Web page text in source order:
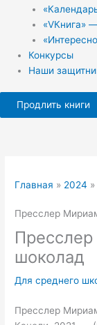
«VКнига»
Конкурсы
Наши
Продлить книги
Главная 2024
Пресслер
шоколад
Для среднего
Пресслер